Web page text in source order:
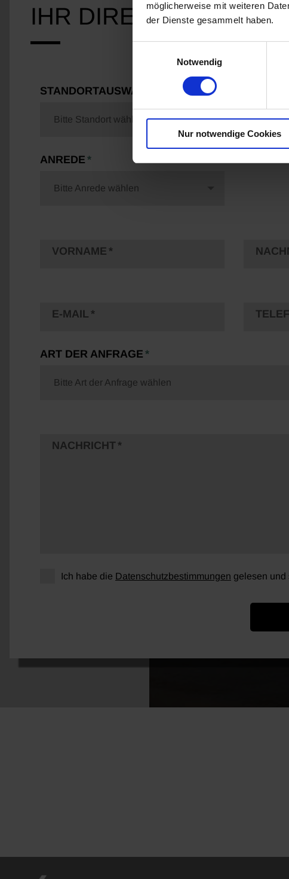
möglicherweise mit weiteren
der Dienste gesammelt haben.
Notwendig
Nur notwendige Cookies
IHR DIREKTKONTAKT
STANDORTAUSWAHL
Bitte Standort wählen Alle
ANREDE
Bitte Anrede wählen
VORNAME
E-MAIL
ART DER ANFRAGE
Bitte Art der Anfrage wählen
NACHRICHT
Ich habe die Datenschutzbestimmungen gelesen und